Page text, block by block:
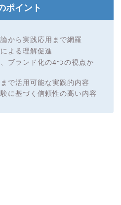
ポイント
から実践応用まで網羅
よる理解促進
ブランド化の4つの視点か
で活用可能な実践的内容
に基づく信頼性の高い内容